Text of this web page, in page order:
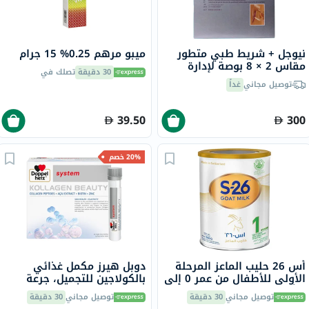
نيوجل + شريط طبي متطور
مقاس 2 × 8 بوصة لإدارة
حزمة من 1
توصيل مجانيغداً
300
ميبو مرهم 0.25% 15 جرام
30 دقيقة تصلك في
39.50
أس 26 حليب الماعز المرحلة
الأولى للأطفال من عمر 0 ​​إلى
6 أشهر 380 جرام توصيل مجاني30 دقيقة
20% خصم
دوبل هيرز مكمل غذائي
بالكولاجين للتجميل، جرعة
واحدة في قارورة قابلة
للشرب، حزمة من 30
توصيل مجاني30 دقيقة